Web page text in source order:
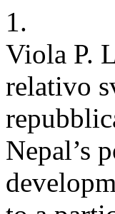
1.
Viola P.
relativo
Nepal’s